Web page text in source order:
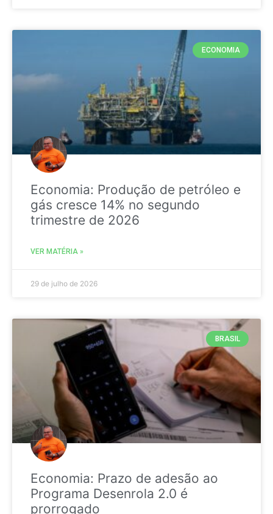
ECONOMIA
Economia: Produção de petróleo e
gás cresce 14% no segundo
trimestre de 2026
VER MATÉRIA »
29 de julho de 2026
BRASIL
Economia: Prazo de adesão ao
Programa Desenrola 2.0 é
prorrogado